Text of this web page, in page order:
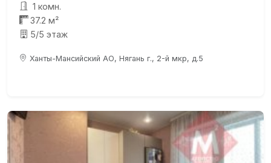
1 комн.
37.2 м²
5/5 этаж
Ханты-Мансийский АО, Нягань г., 2-й мкр, д.5